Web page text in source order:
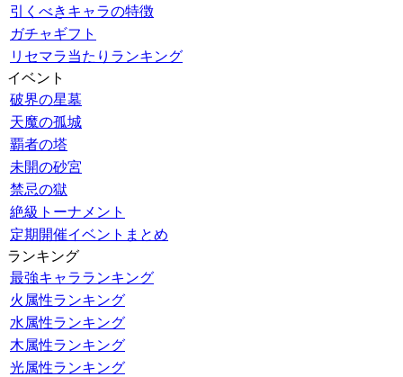
引くべきキャラの特徴
ガチャギフト
リセマラ当たりランキング
イベント
破界の星墓
天魔の孤城
覇者の塔
未開の砂宮
禁忌の獄
絶級トーナメント
定期開催イベントまとめ
ランキング
最強キャラランキング
火属性ランキング
水属性ランキング
木属性ランキング
光属性ランキング